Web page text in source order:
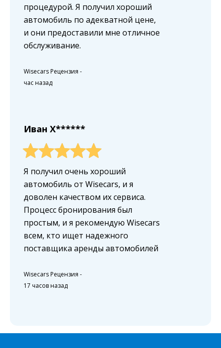
процедурой. Я получил хороший
автомобиль по адекватной цене,
и они предоставили мне отличное
обслуживание.
Wisecars Рецензия -
час назад
Иван X******
Я получил очень хороший
автомобиль от Wisecars, и я
доволен качеством их сервиса.
Процесс бронирования был
простым, и я рекомендую Wisecars
всем, кто ищет надежного
поставщика аренды автомобилей
Wisecars Рецензия -
17 часов назад